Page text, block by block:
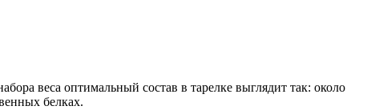
веса оптимальный состав в тарелке выглядит так: около
белках.